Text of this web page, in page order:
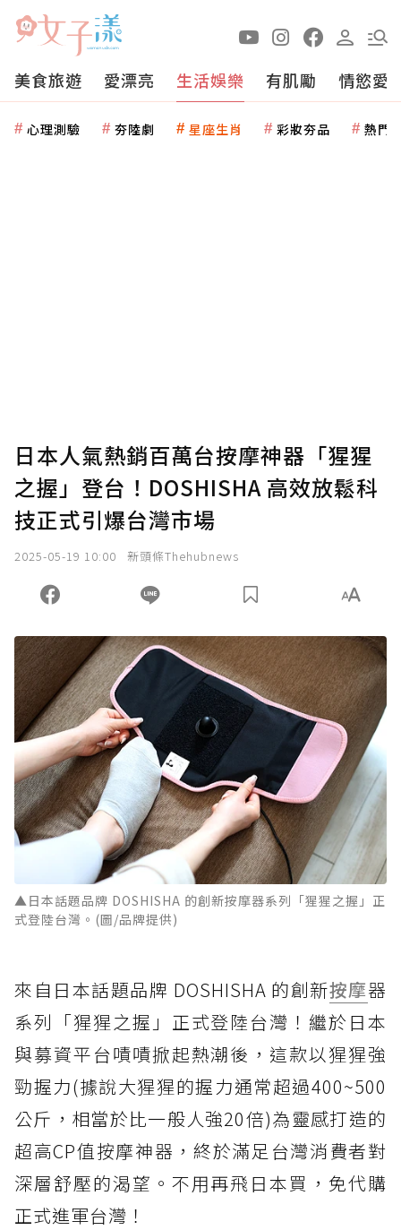
美食旅遊 愛漂亮 生活娛樂 有肌勵 情慾愛
心理測驗 夯陸劇 星座生肖 彩妝夯品 熱門
日本人氣熱銷百萬台按摩神器「猩猩
之握」登台！DOSHISHA 高效放鬆科
技正式引爆台灣市場
2025-05-19 10:00 新頭條Thehubnews
▲日本話題品牌 DOSHISHA 的創新按摩器系列「猩猩之握」正
式登陸台灣。(圖/品牌提供)
來自日本話題品牌 DOSHISHA 的創新按摩器
系列「猩猩之握」正式登陸台灣！繼於日本
與募資平台嘖嘖掀起熱潮後，這款以猩猩強
勁握力(據說大猩猩的握力通常超過400~500
公斤，相當於比一般人強20倍)為靈感打造的
超高CP值按摩神器，終於滿足台灣消費者對
深層舒壓的渴望。不用再飛日本買，免代購
正式進軍台灣！